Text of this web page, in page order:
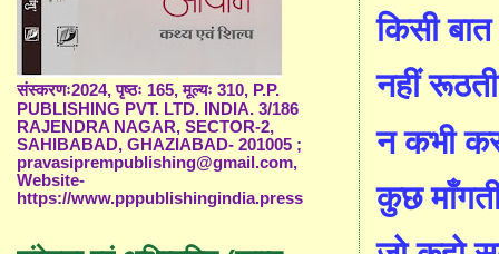
किसी बात
नहीं
न कभी
कुछमाँ
संस्करणः2024, पृष्ठः 165, मूल्यः 310, P.P.
PUBLISHING PVT. LTD. INDIA. 3/186
RAJENDRA NAGAR, SECTOR-2,
SAHIBABAD, GHAZIABAD- 201005 ;
pravasiprempublishing@gmail.com,
Website-
https://www.pppublishingindia.press